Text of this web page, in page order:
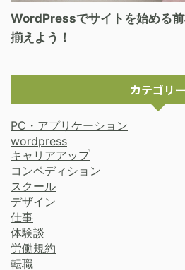
WordPressでサイトを始める
揃えよう！
カテゴリー
PC・アプリケーション
wordpress
キャリアアップ
コンペディション
スクール
デザイン
仕事
体験談
労働規約
転職